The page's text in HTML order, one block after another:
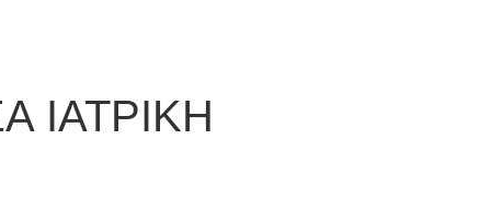
ΙΑΤΡΙΚΗ